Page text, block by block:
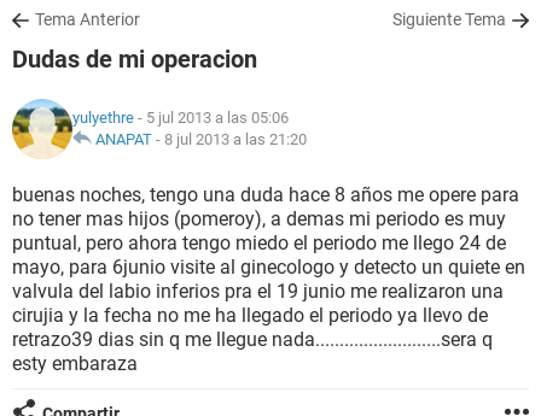
SALUD
NUTRICIÓN
BIENESTAR
SEXUALIDAD
GLOSARIO
Tema Anterior Siguiente Tema
Dudas de mi operacion
yulyethre - 5 jul 2013 a las 05:06
ANAPAT - 8 jul 2013 a las 21:20
buenas noches, tengo una duda hace 8 años me opere para
no tener mas hijos (pomeroy), a demas mi periodo es muy
puntual, pero ahora tengo miedo el periodo me llego 24 de
mayo, para 6junio visite al ginecologo y detecto un quiete en
valvula del labio inferios pra el 19 junio me realizaron una
cirujia y la fecha no me ha llegado el periodo ya llevo de
retrazo39 dias sin q me llegue nada..........................sera q
esty embaraza